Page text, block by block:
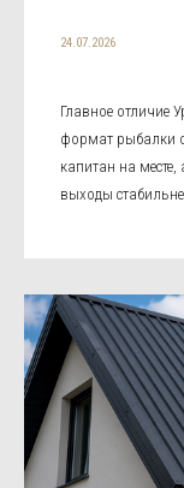
24.07.2026
Главное отличие
формат рыбалки
капитан на
выходы